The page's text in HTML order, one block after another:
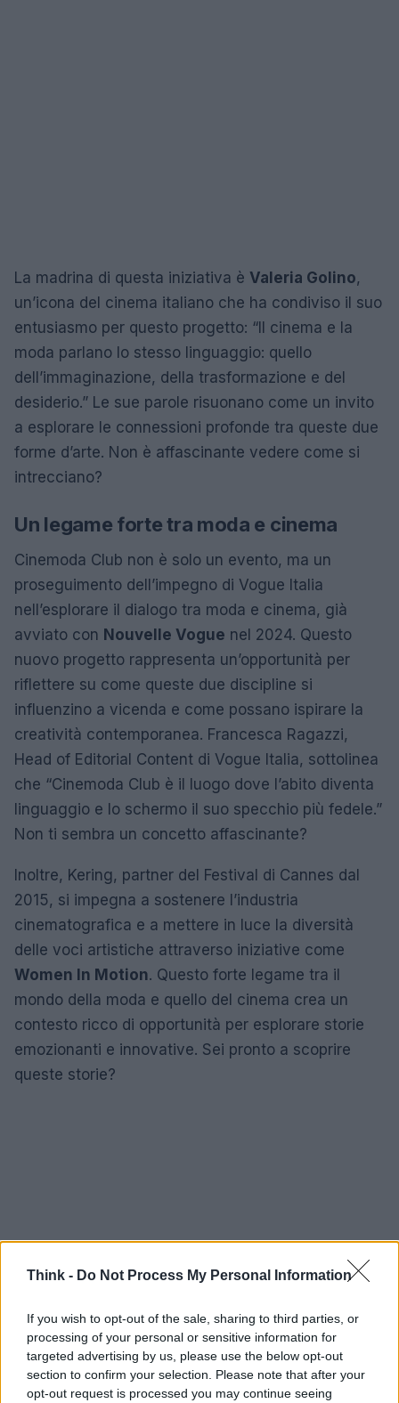
Think - Do Not Process My Personal Information
If you wish to opt-out of the sale, sharing to third parties, or
processing of your personal or sensitive information for
targeted advertising by us, please use the below opt-out
section to confirm your selection. Please note that after your
opt-out request is processed you may continue seeing
La madrina di questa iniziativa è Valeria Golino,
un’icona del cinema italiano che ha condiviso il suo
entusiasmo per questo progetto: “Il cinema e la
moda parlano lo stesso linguaggio: quello
dell’immaginazione, della trasformazione e del
desiderio.” Le sue parole risuonano come un invito
a esplorare le connessioni profonde tra queste due
forme d’arte. Non è affascinante vedere come si
intrecciano?
Un legame forte tra moda e cinema
Cinemoda Club non è solo un evento, ma un
proseguimento dell’impegno di Vogue Italia
nell’esplorare il dialogo tra moda e cinema, già
avviato con Nouvelle Vogue nel 2024. Questo
nuovo progetto rappresenta un’opportunità per
riflettere su come queste due discipline si
influenzino a vicenda e come possano ispirare la
creatività contemporanea. Francesca Ragazzi,
Head of Editorial Content di Vogue Italia, sottolinea
che “Cinemoda Club è il luogo dove l’abito diventa
linguaggio e lo schermo il suo specchio più fedele.”
Non ti sembra un concetto affascinante?
Inoltre, Kering, partner del Festival di Cannes dal
2015, si impegna a sostenere l’industria
cinematografica e a mettere in luce la diversità
delle voci artistiche attraverso iniziative come
Women In Motion. Questo forte legame tra il
mondo della moda e quello del cinema crea un
contesto ricco di opportunità per esplorare storie
emozionanti e innovative. Sei pronto a scoprire
queste storie?